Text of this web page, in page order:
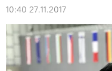
10:40 27.11.2017